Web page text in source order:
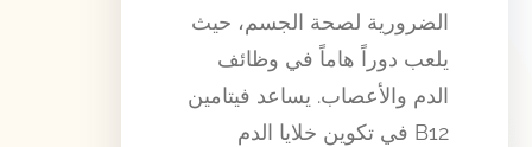
الضرورية لصحة الجسم، حيث
يلعب دوراً هاماً في وظائف
الدم والأعصاب. يساعد فيتامين
B12 في تكوين خلايا الدم